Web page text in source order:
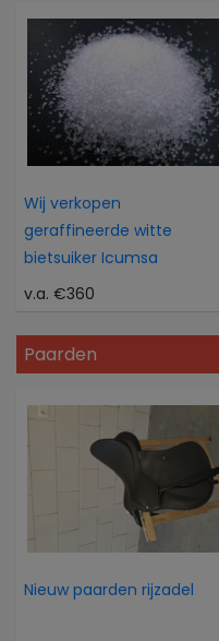
Wij verkopen
geraffineerde witte
bietsuiker Icumsa
v.a. €360
Paarden
Nieuw paarden rijzadel